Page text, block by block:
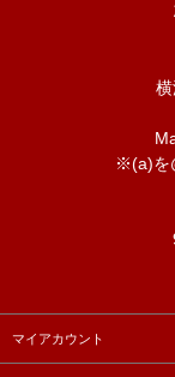
※(a)を
マイアカウント